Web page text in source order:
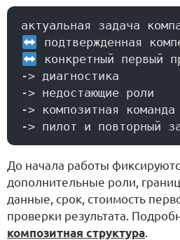
конкретный первый
-> диагностика
-> недостающие роли
-> композитная команда
До начала работы
дополнительные роли,
данные, срок, стоимость
проверки результата.
композитная структура